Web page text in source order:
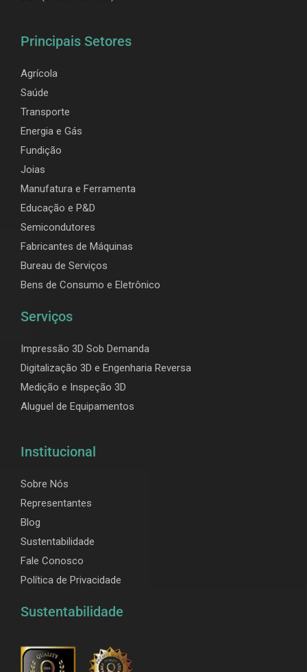
Principais Setores
Agrícola
Saúde
Transporte
Energia e Gás
Fundição
Joias
Manufatura e Ferramenta
Educação e P&D
Semicondutores
Fabricantes de Máquinas
Bureau de Serviços
Bens de Consumo e Eletrônico
Serviços
Impressão 3D Sob Demanda
Digitalização 3D e Engenharia Reversa
Medição e Inspeção 3D
Aluguel de Equipamentos
Institucional
Sobre Nós
Representantes
Blog
Sustentabilidade
Fale Conosco
Política de Privacidade
Sustentabilidade